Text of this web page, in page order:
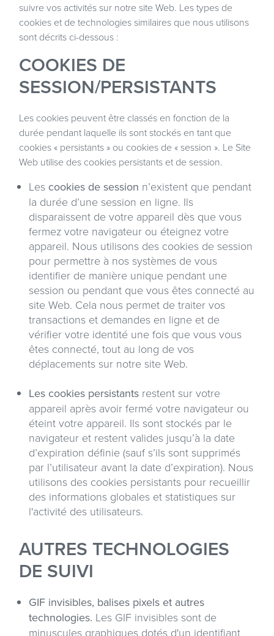
suivre vos activités sur notre site Web. Les types de
cookies et de technologies similaires que nous utilisons
sont décrits ci-dessous :
COOKIES DE
SESSION/PERSISTANTS
Les cookies peuvent être classés en fonction de la
durée pendant laquelle ils sont stockés en tant que
cookies « persistants » ou cookies de « session ». Le Site
Web utilise des cookies persistants et de session.
Les cookies de session n’existent que pendant
la durée d’une session en ligne. Ils
disparaissent de votre appareil dès que vous
fermez votre navigateur ou éteignez votre
appareil. Nous utilisons des cookies de session
pour permettre à nos systèmes de vous
identifier de manière unique pendant une
session ou pendant que vous êtes connecté au
site Web. Cela nous permet de traiter vos
transactions et demandes en ligne et de
vérifier votre identité une fois que vous vous
êtes connecté, tout au long de vos
déplacements sur notre site Web.
Les cookies persistants restent sur votre
appareil après avoir fermé votre navigateur ou
éteint votre appareil. Ils sont stockés par le
navigateur et restent valides jusqu’à la date
d’expiration définie (sauf s’ils sont supprimés
par l’utilisateur avant la date d’expiration). Nous
utilisons des cookies persistants pour recueillir
des informations globales et statistiques sur
l'activité des utilisateurs.
AUTRES TECHNOLOGIES
DE SUIVI
GIF invisibles, balises pixels et autres
technologies. Les GIF invisibles sont de
minuscules graphiques dotés d'un identifiant